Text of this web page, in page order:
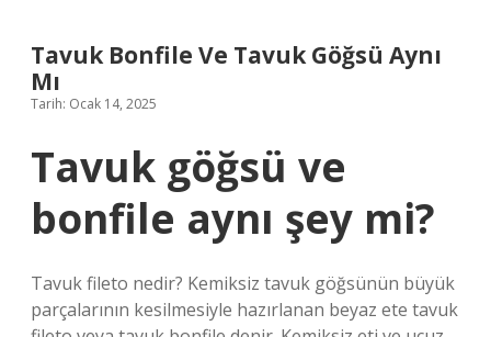
Tavuk Bonfile Ve Tavuk Göğsü Aynı
Mı
Tarih: Ocak 14, 2025
Tavuk göğsü ve
bonfile aynı şey mi?
Tavuk fileto nedir? Kemiksiz tavuk göğsünün büyük
parçalarının kesilmesiyle hazırlanan beyaz ete tavuk